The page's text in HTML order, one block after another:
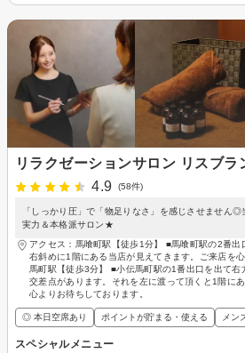
リラクゼーションサロン リスブラ
4.9
(58件)
「しっかり圧」で「物足りなさ」を感じさせませ
実力＆本格派サロン★
アクセス：馬喰町駅【徒歩1分】 ■馬喰町駅の2番出
右斜めに1階にある当店が見えてきます。ご来店を
馬町駅【徒歩3分】 ■小伝馬町駅の1番出口を出て
交差点があります。それを左に渡って頂くと1階に
心よりお待ちしております。
◎ 本日空席あり ポイントが貯まる・使える メン
スペシャルメニュー